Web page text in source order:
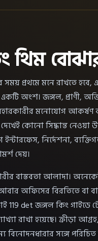
থিম বোঝার
প্রথমে মনে রাখতে হবে,
অংশ। জঙ্গল, প্রাণী,
মনোযোগ আকর্ষণ
কোনো সিদ্ধান্ত নেওয়া
নির্দেশনা,
দেয়।
বাস্তবতা আলাদা।
অফিসের বিরতিতে বা
119 det জঙ্গল কিং গাইডে
রাখা হয়েছে। ক্রীড়া
বিনোদনধারার সঙ্গে